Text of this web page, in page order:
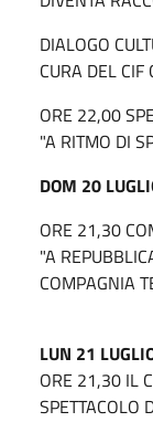
DIALOGO
CURA DEL
ORE 22,00
"A RITMO DI
DOM 20
ORE 21,30
"A
COMPAGNIA
LUN 21
ORE 21,30 IL
SPETTACOLO